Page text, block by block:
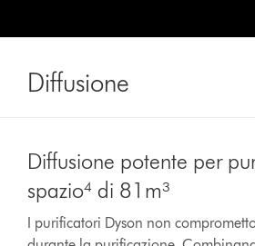
Diffusione
Diffusione potente per
spazio⁴ di 81m³
I purificatori Dyson non